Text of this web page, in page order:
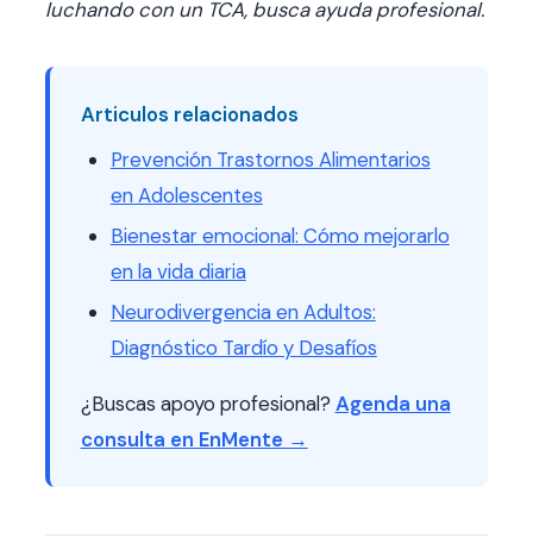
luchando con un TCA, busca ayuda profesional.
Articulos relacionados
Prevención Trastornos Alimentarios
en Adolescentes
Bienestar emocional: Cómo mejorarlo
en la vida diaria
Neurodivergencia en Adultos:
Diagnóstico Tardío y Desafíos
¿Buscas apoyo profesional? Agenda una
consulta en EnMente →